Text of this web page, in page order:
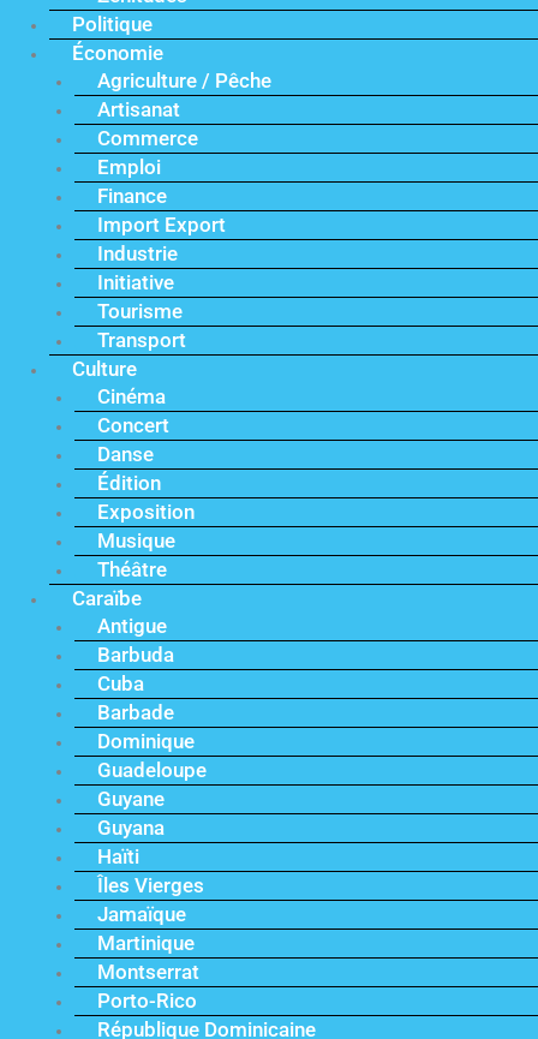
Politique
Économie
Agriculture / Pêche
Artisanat
Commerce
Emploi
Finance
Import Export
Industrie
Initiative
Tourisme
Transport
Culture
Cinéma
Concert
Danse
Édition
Exposition
Musique
Théâtre
Caraïbe
Antigue
Barbuda
Cuba
Barbade
Dominique
Guadeloupe
Guyane
Guyana
Haïti
Îles Vierges
Jamaïque
Martinique
Montserrat
Porto-Rico
République Dominicaine